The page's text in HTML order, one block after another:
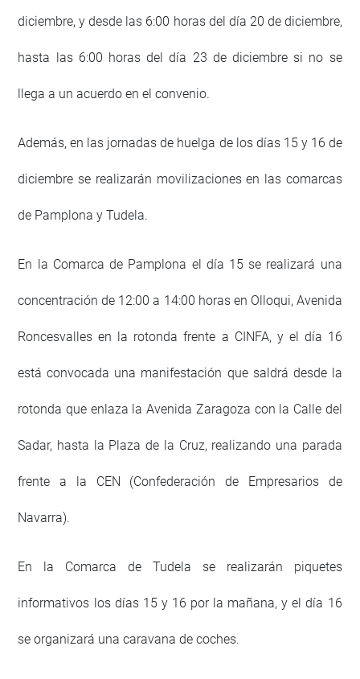
diciembre, y desde las 6:00 horas del día 20 de diciembre,
hasta las 6:00 horas del día 23 de diciembre si no se
llega a un acuerdo en el convenio.
Además, en las jornadas de huelga de los días 15 y 16 de
diciembre se realizarán movilizaciones en las comarcas
de Pamplona y Tudela.
En la Comarca de Pamplona el día 15 se realizará una
concentración de 12:00 a 14:00 horas en Olloqui, Avenida
Roncesvalles en la rotonda frente a CINFA, y el día 16
está convocada una manifestación que saldrá desde la
rotonda que enlaza la Avenida Zaragoza con la Calle del
Sadar, hasta la Plaza de la Cruz, realizando una parada
frente a la CEN (Confederación de Empresarios de
Navarra).
En la Comarca de Tudela se realizarán piquetes
informativos los días 15 y 16 por la mañana, y el día 16
se organizará una caravana de coches.